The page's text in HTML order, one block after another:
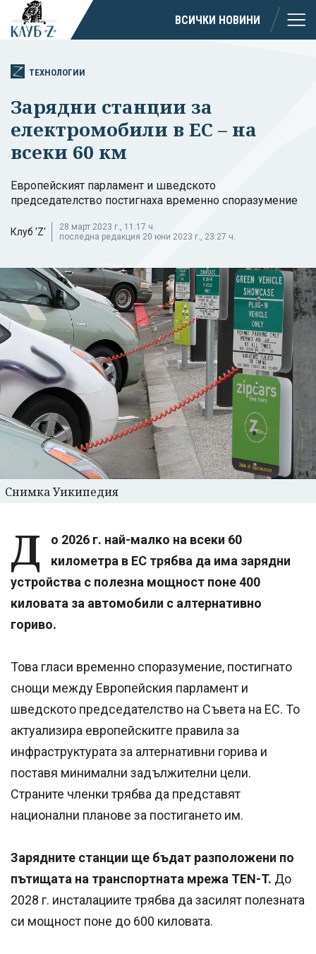
ВСИЧКИ НОВИНИ
ТЕХНОЛОГИИ
Зарядни станции за
електромобили в ЕС – на
всеки 60 км
Европейският парламент и шведското
председателство постигнаха временно споразумение
Клуб 'Z'
28 март 2023 г., 11:17 ч.
последна редакция 20 юни 2023 г., 23:27 ч.
Снимка Уикипедия
Д
о 2026 г. най-малко на всеки 60
километра в ЕС трябва да има зарядни
устройства с полезна мощност поне 400
киловата за автомобили с алтернативно
гориво.
Това гласи временно споразумение, постигнато
снощи между Европейския парламент и
шведското председателство на Съвета на ЕС. То
актуализира европейскитге правила за
инфраструктурата за алтернативни горива и
поставя минимални задължителни цели.
Страните членки трябва да представят
национални планове за постигането им.
Зарядните станции ще бъдат разположени по
пътищата на транспортната мрежа TEN-T. До
2028 г. инсталациите трябва да засилят полезната
си мощност поне до 600 киловата.